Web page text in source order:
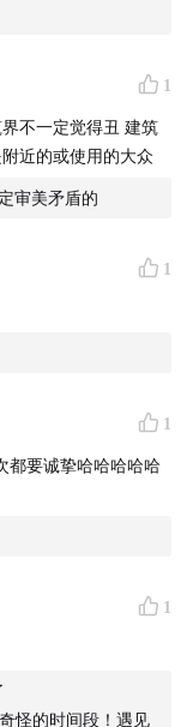
1
近的或使用的大众
审美矛盾的
1
1
都要诚挚哈哈哈哈哈
1
怪的时间段！遇见